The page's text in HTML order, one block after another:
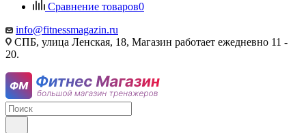
Сравнение товаров0
info@fitnessmagazin.ru
СПБ, улица Ленская, 18, Магазин работает ежедневно 11 -
20.